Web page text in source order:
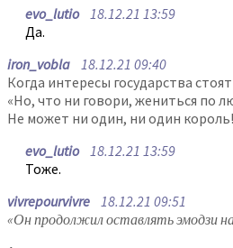
evo_lutio18.12.21 13:59
Да.
iron_vobla 18.12.21 09:40
Когда интересы государства
«Но, что ни говори, жениться по
Не может ни один, ни один
evo_lutio18.12.21 13:59
Тоже.
vivrepourvivre 18.12.21 09:51
«Он продолжил оставлять эмодзи